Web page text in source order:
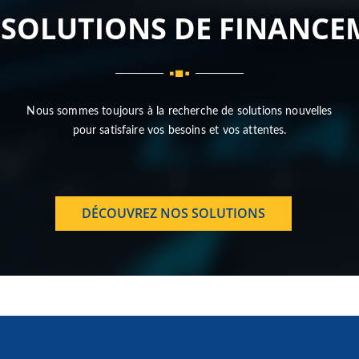
DE
Nous sommes toujours à la recherche de solutions nouvelles
pour satisfaire vos besoins et vos attentes.
DÉCOUVREZ NOS SOLUTIONS